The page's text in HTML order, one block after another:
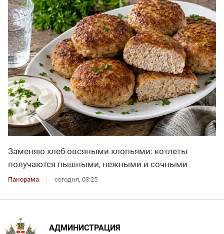
Заменяю хлеб овсяными хлопьями: котлеты
получаются пышными, нежными и сочными
Панорама сегодня, 03:25
АДМИНИСТРАЦИЯ